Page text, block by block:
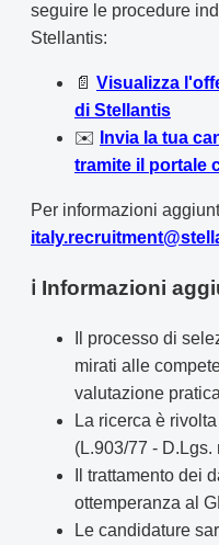
seguire le procedure
Stellantis:
📄 Visualizza
di Stellantis
✉️
Invia la tua
tramite il portale
Per informazioni
ℹ️ Informazioni
Il processo di
mirati alle
valutazione
La ricerca è
(L.903/77 - D.Lgs.
Il trattamento dei
ottemperanza al
Le candidature